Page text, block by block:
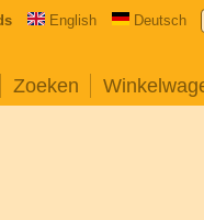
English Deutsch
Zoeken